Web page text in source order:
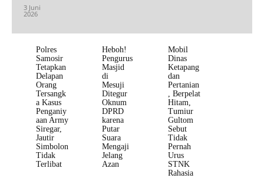
3 Juni
2026
Polres
Samosir
Tetapkan
Delapan
Orang
Tersangk
a Kasus
Penganiy
aan Army
Siregar,
Jautir
Simbolon
Tidak
Terlibat
Heboh!
Pengurus
Masjid
di
Mesuji
Ditegur
Oknum
DPRD
karena
Putar
Suara
Mengaji
Jelang
Azan
Mobil
Dinas
Ketapang
dan
Pertanian
, Berpelat
Hitam,
Tumiur
Gultom
Sebut
Tidak
Pernah
Urus
STNK
Rahasia